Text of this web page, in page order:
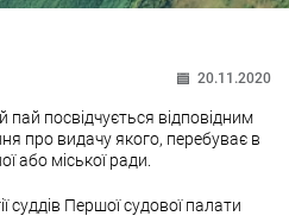
20.11.2020
посвідчується відповідним
про видачу якого, перебуває в
або міської ради.
суддів Першої судової палати